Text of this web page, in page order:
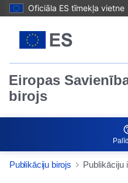
Oficiāla ES tīmekļa vietne
Eiropas
birojs
Publikāciju birojs Publikāciju